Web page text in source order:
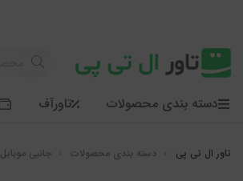
دسته بندی محصولات تاورآف
دسته بندی محصولات جانبی موبایل